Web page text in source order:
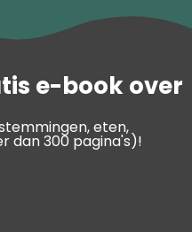
e-book over
eten,
dan 300 pagina's)!